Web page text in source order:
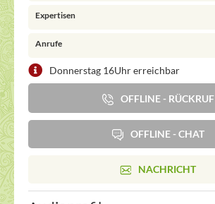
Expertisen
Anrufe
Donnerstag 16Uhr erreichbar
OFFLINE - RÜCKRUF
OFFLINE - CHAT
NACHRICHT